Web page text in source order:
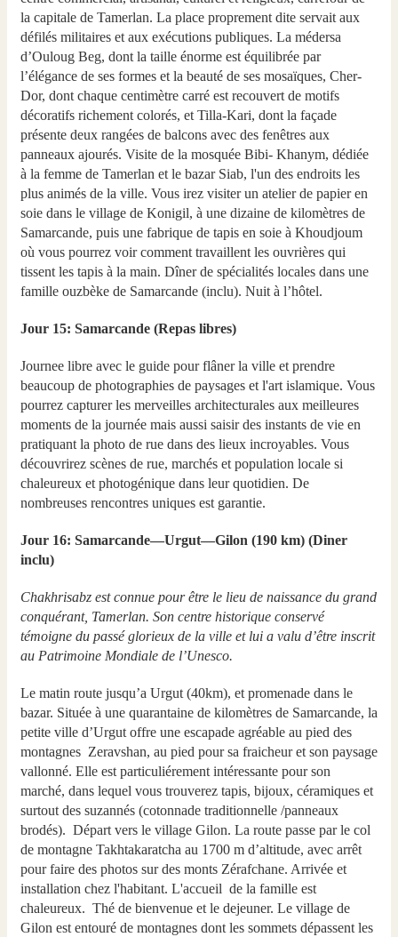
la capitale de Tamerlan. La place proprement dite servait aux
défilés militaires et aux exécutions publiques. La médersa
d’Ouloug Beg, dont la taille énorme est équilibrée par
l’élégance de ses formes et la beauté de ses mosaïques, Cher-
Dor, dont chaque centimètre carré est recouvert de motifs
décoratifs richement colorés, et Tilla-Kari, dont la façade
présente deux rangées de balcons avec des fenêtres aux
panneaux ajourés. Visite de la mosquée Bibi- Khanym, dédiée
à la femme de Tamerlan et le bazar Siab, l'un des endroits les
plus animés de la ville. Vous irez visiter un atelier de papier en
soie dans le village de Konigil, à une dizaine de kilomètres de
Samarcande, puis une fabrique de tapis en soie à Khoudjoum
où vous pourrez voir comment travaillent les ouvrières qui
tissent les tapis à la main. Dîner de spécialités locales dans une
famille ouzbèke de Samarcande (inclu). Nuit à l’hôtel.
Jour 15: Samarcande (Repas libres)
Journee libre avec le guide pour flâner la ville et prendre
beaucoup de photographies de paysages et l'art islamique. Vous
pourrez capturer les merveilles architecturales aux meilleures
moments de la journée mais aussi saisir des instants de vie en
pratiquant la photo de rue dans des lieux incroyables. Vous
découvrirez scènes de rue, marchés et population locale si
chaleureux et photogénique dans leur quotidien. De
nombreuses rencontres uniques est garantie.
Jour 16: Samarcande—Urgut—Gilon (190 km) (Diner
inclu)
Chakhrisabz est connue pour être le lieu de naissance du grand
conquérant, Tamerlan. Son centre historique conservé
témoigne du passé glorieux de la ville et lui a valu d’être inscrit
au Patrimoine Mondiale de l’Unesco.
Le matin route jusqu’а Urgut (40km), et promenade dans le
bazar. Située à une quarantaine de kilomètres de Samarcande, la
petite ville d’Urgut offre une escapade agréable au pied des
montagnes Zeravshan, au pied pour sa fraicheur et son paysage
vallonné. Elle est particuliérement intéressante pour son
marché, dans lequel vous trouverez tapis, bijoux, céramiques et
surtout des suzannés (cotonnade traditionnelle /panneaux
brodés). Départ vers le village Gilon. La route passe par le col
de montagne Takhtakaratcha au 1700 m d’altitude, avec arrêt
pour faire des photos sur des monts Zérafchane. Arrivée et
installation chez l'habitant. L'accueil de la famille est
chaleureux. Thé de bienvenue et le dejeuner. Le village de
Gilon est entouré de montagnes dont les sommets dépassent les